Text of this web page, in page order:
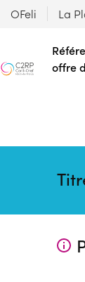
OFeli La
offre